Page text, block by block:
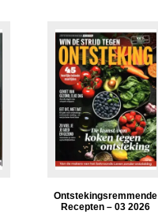
Ontstekingsremmende
Recepten – 03 2026